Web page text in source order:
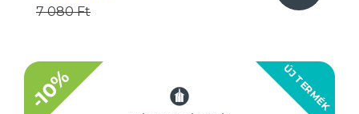
7 080 Ft
ÚJ TERMÉK
-10%